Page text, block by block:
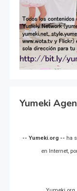
Yumeki
-- Yumeki.org -- ha
en Internet,